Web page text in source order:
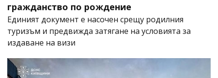
гражданство по рождение
Единият документ е насочен срещу родилния
туризъм и предвижда затягане на условията за
издаване на визи